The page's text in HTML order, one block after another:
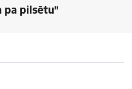
pa pilsētu”